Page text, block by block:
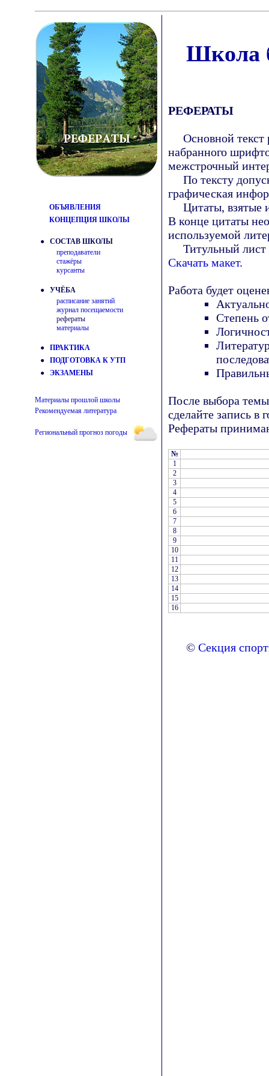
Школа
РЕФЕРАТЫ
Основной текст
набранного
межстрочный
По тексту
графическая
Цитаты, взятые
В конце цитаты
используемой
Титульный лист
Скачать макет.
Работа будет
Степень
После выбора
сделайте запись в
Рефераты
№
1
2
3
4
5
6
7
8
9
10
11
12
13
14
15
16
© Секция
ОБЪЯВЛЕНИЯ
КОНЦЕПЦИЯ ШКОЛЫ
● СОСТАВ ШКОЛЫ
преподаватели
стажёры
курсанты
● УЧЁБА
расписание занятий
журнал посещаемости
рефераты
материалы
● ПРАКТИКА
● ПОДГОТОВКА К УТП
● ЭКЗАМЕНЫ
Материалы прошлой школы
Рекомендуемая литература
Региональный прогноз погоды